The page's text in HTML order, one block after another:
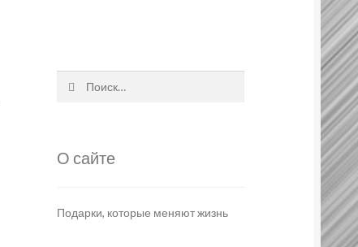
О сайте
Подарки, которые меняют жизнь